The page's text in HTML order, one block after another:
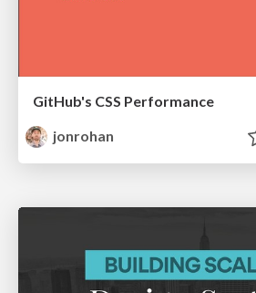
GitHub's CSS Performance
jonrohan